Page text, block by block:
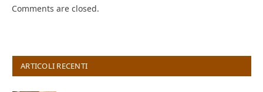
Comments are closed.
ARTICOLI RECENTI